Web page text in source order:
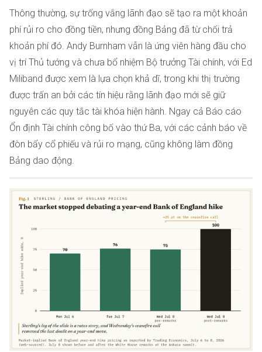
Thông thường, sự trống vắng lãnh đạo sẽ tạo ra một khoản
phí rủi ro cho đồng tiền, nhưng đồng Bảng đã từ chối trả
khoản phí đó. Andy Burnham vẫn là ứng viên hàng đầu cho
vị trí Thủ tướng và chưa bổ nhiệm Bộ trưởng Tài chính, với Ed
Miliband được xem là lựa chọn khả dĩ, trong khi thị trường
được trấn an bởi các tín hiệu rằng lãnh đạo mới sẽ giữ
nguyên các quy tắc tài khóa hiện hành. Ngay cả Báo cáo
Ổn định Tài chính công bố vào thứ Ba, với các cảnh báo về
đòn bẩy cổ phiếu và rủi ro mạng, cũng không làm đồng
Bảng dao động.